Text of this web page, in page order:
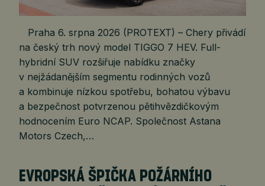
Praha 6. srpna 2026 (PROTEXT) – Chery přivádí
na český trh nový model TIGGO 7 HEV. Full-
hybridní SUV rozšiřuje nabídku značky
v nejžádanějším segmentu rodinných vozů
a kombinuje nízkou spotřebu, bohatou výbavu
a bezpečnost potvrzenou pětihvězdičkovým
hodnocením Euro NCAP. Společnost Astana
Motors Czech,…
EVROPSKÁ ŠPIČKA POŽÁRNÍHO